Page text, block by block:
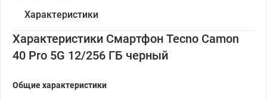
Характеристики
Характеристики Смартфон Tecno Camon
40 Pro 5G 12/256 ГБ черный
Общие характеристики